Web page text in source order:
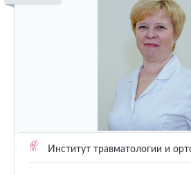
Институт травматологии и